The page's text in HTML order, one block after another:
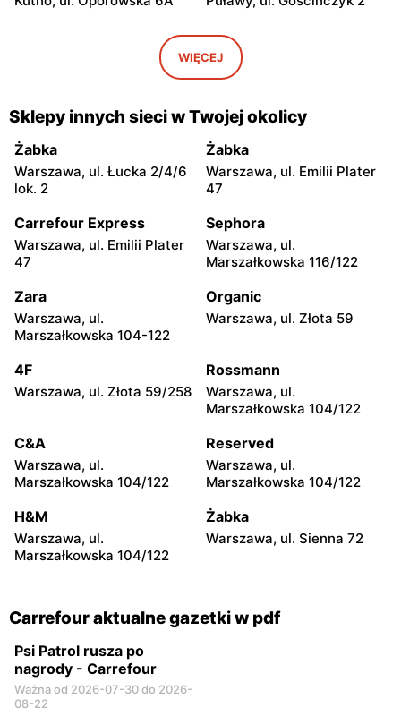
Przybyszewskiego 176/178
Carrefour
Łódź, ul. Kolumny 6/36
Carrefour
Łódź al. Ks. Bp. Władysława
Bandurskiego 49
Carrefour
Łódź, ul. Szparagowa 7
Carrefour
Juliusza Słowackiego 123
Carrefour
Sobieskiego 9
Carrefour
ul. Adama Mickiewicza 30
Carrefour
Carrefour
20
Carrefour
Witosa 6
Carrefour
28
Carrefour
Krasickiego 1 b
Carrefour
20
Carrefour
63a
Carrefour Carrefour
WIĘCEJ
Sklepy innych sieci w Twojej okolicy
Żabka
Warszawa, ul. Łucka 2/4/6
lok. 2
Żabka
Warszawa, ul. Emilii Plater
47
Carrefour Express
Warszawa, ul. Emilii Plater
47
Sephora
Warszawa, ul.
Marszałkowska 116/122
Zara
Warszawa, ul.
Marszałkowska 104-122
Organic
Warszawa, ul. Złota 59
4F
Warszawa, ul. Złota 59/258
Rossmann
Warszawa, ul.
Marszałkowska 104/122
C&A
Warszawa, ul.
Marszałkowska 104/122
Reserved
Warszawa, ul.
Marszałkowska 104/122
H&M
Warszawa, ul.
Marszałkowska 104/122
Żabka
Warszawa, ul. Sienna 72
Carrefour aktualne gazetki w pdf
Psi Patrol rusza po
nagrody - Carrefour
Ważna od 2026-07-30 do 2026-
08-22